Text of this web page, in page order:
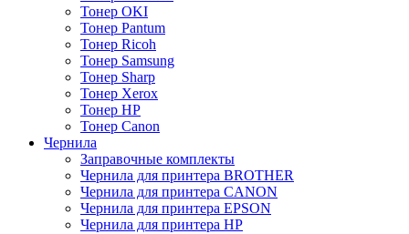
Тонер OKI
Тонер Pantum
Тонер Ricoh
Тонер Samsung
Тонер Sharp
Тонер Xerox
Тонер НР
Тонер Саnon
Чернила
Заправочные комплекты
Чернила для принтера BROTHER
Чернила для принтера CANON
Чернила для принтера EPSON
Чернила для принтера HP